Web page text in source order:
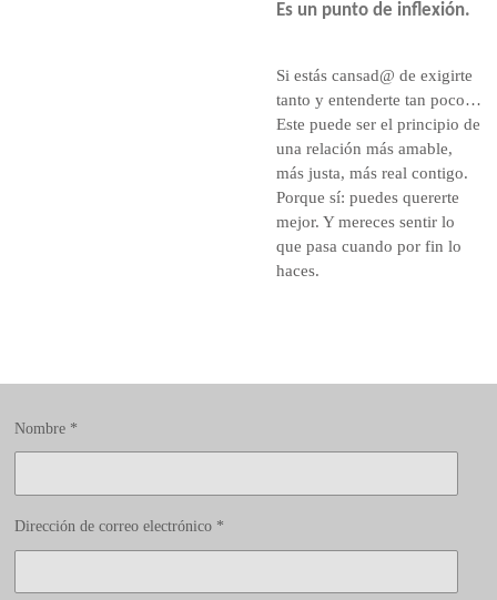
Es un punto de inflexión.
Si estás cansad@ de exigirte
tanto y entenderte tan poco…
Este puede ser el principio de
una relación más amable,
más justa, más real contigo.
Porque sí: puedes quererte
mejor. Y mereces sentir lo
que pasa cuando por fin lo
haces.
Nombre *
Dirección de correo electrónico *